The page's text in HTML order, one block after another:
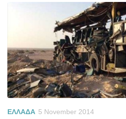
ΕΛΛΑΔΑ 5 November 2014